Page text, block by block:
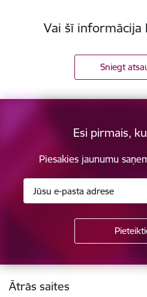
Vai šī informācija
Sniegt
Esi pirmais,
Piesakies jaunumu
Kājene
Ātrās saites